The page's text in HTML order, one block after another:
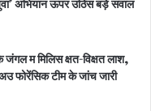
अभियान ऊपर उठिस बड़े सवाल
जंगल म मिलिस क्षत-विक्षत लाश,
फोरेंसिक टीम के जांच जारी